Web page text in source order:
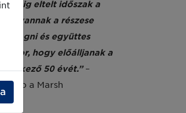
eltelt időszak a
olyannak a részese
és együttes
a sor, hogy előálljanak a
50 évét.”–
anno a Marsh